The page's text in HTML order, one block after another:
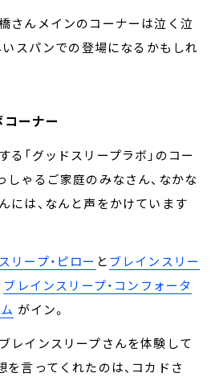
さんメインのコーナーは泣く泣
いスパンでの登場になるかもしれ
ーナー
る「グッドスリープラボ」のコー
しゃるご家庭のみなさん、なかな
には、なんと声をかけています
リープ・ピロー と ブレインスリー
ブレインスリープ・コンフォータ
がイン。
レインスリープさんを体験して
を言ってくれたのは、コカドさ